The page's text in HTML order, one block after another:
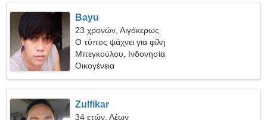
Bayu
23 χρονών, Αιγόκερως
Ο τύπος ψάχνει για φίλη
Μπεγκούλου, Ινδονησία
Οικογένεια
Zulfikar
34 ετών, Λέων